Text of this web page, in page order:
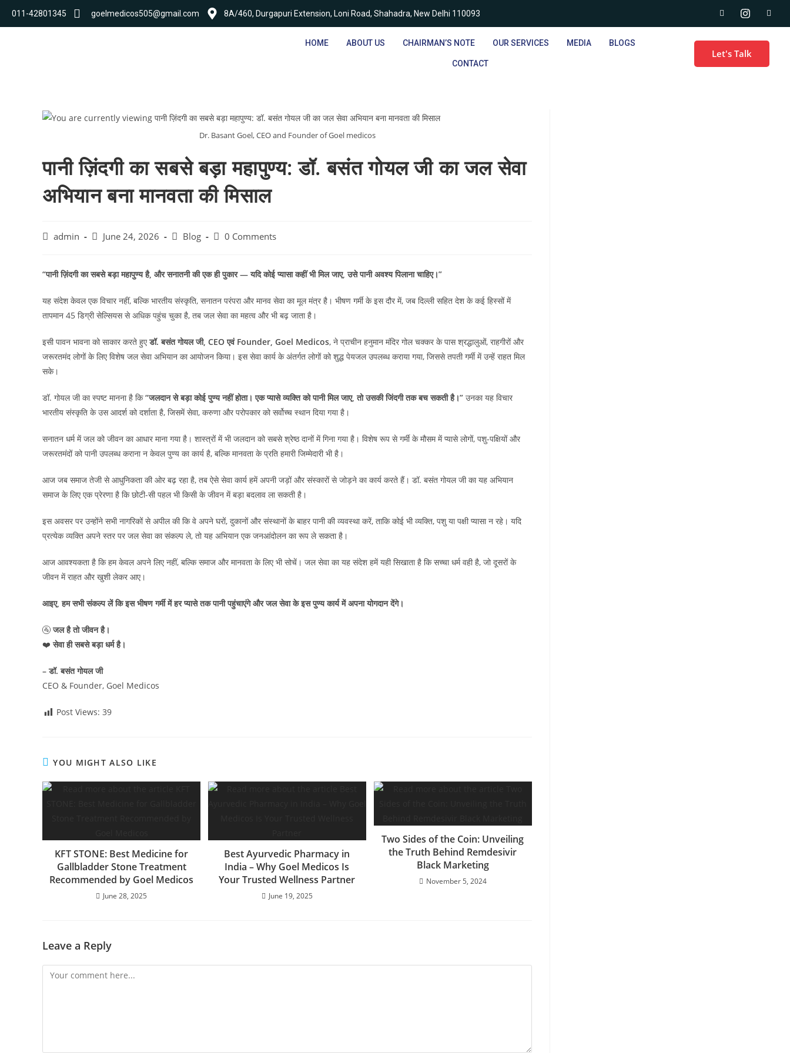
011-42801345 goelmedicos505@gmail.com 8A/460, Durgapuri Extension, Loni Road, Shahadra, New Delhi 110093
HOME ABOUT US CHAIRMAN’S NOTE OUR SERVICES MEDIA BLOGS
CONTACT
Let's Talk
Dr. Basant Goel, CEO and Founder of Goel medicos
पानी ज़िंदगी का सबसे बड़ा महापुण्य: डॉ. बसंत गोयल जी का जल सेवा
अभियान बना मानवता की मिसाल
admin June 24, 2026 Blog 0 Comments
“पानी ज़िंदगी का सबसे बड़ा महापुण्य है, और सनातनी की एक ही पुकार — यदि कोई प्यासा कहीं भी मिल जाए, उसे पानी अवश्य पिलाना चाहिए।”
यह संदेश केवल एक विचार नहीं, बल्कि भारतीय संस्कृति, सनातन परंपरा और मानव सेवा का मूल मंत्र है। भीषण गर्मी के इस दौर में, जब दिल्ली सहित देश के कई हिस्सों में
तापमान 45 डिग्री सेल्सियस से अधिक पहुंच चुका है, तब जल सेवा का महत्व और भी बढ़ जाता है।
इसी पावन भावना को साकार करते हुएडॉ. बसंत गोयल जी, CEO एवं Founder, Goel Medicos, ने प्राचीन हनुमान मंदिर गोल चक्कर के पास श्रद्धालुओं, राहगीरों और
जरूरतमंद लोगों के लिए विशेष जल सेवा अभियान का आयोजन किया। इस सेवा कार्य के अंतर्गत लोगों को शुद्ध पेयजल उपलब्ध कराया गया, जिससे तपती गर्मी में उन्हें राहत मिल
सके।
डॉ. गोयल जी का स्पष्ट मानना है कि“जलदान से बड़ा कोई पुण्य नहीं होता। एक प्यासे व्यक्ति को पानी मिल जाए, तो उसकी जिंदगी तक बच सकती है।” उनका यह विचार
भारतीय संस्कृति के उस आदर्श को दर्शाता है, जिसमें सेवा, करुणा और परोपकार को सर्वोच्च स्थान दिया गया है।
सनातन धर्म में जल को जीवन का आधार माना गया है। शास्त्रों में भी जलदान को सबसे श्रेष्ठ दानों में गिना गया है। विशेष रूप से गर्मी के मौसम में प्यासे लोगों, पशु-पक्षियों और
जरूरतमंदों को पानी उपलब्ध कराना न केवल पुण्य का कार्य है, बल्कि मानवता के प्रति हमारी जिम्मेदारी भी है।
आज जब समाज तेजी से आधुनिकता की ओर बढ़ रहा है, तब ऐसे सेवा कार्य हमें अपनी जड़ों और संस्कारों से जोड़ने का कार्य करते हैं। डॉ. बसंत गोयल जी का यह अभियान
समाज के लिए एक प्रेरणा है कि छोटी-सी पहल भी किसी के जीवन में बड़ा बदलाव ला सकती है।
इस अवसर पर उन्होंने सभी नागरिकों से अपील की कि वे अपने घरों, दुकानों और संस्थानों के बाहर पानी की व्यवस्था करें, ताकि कोई भी व्यक्ति, पशु या पक्षी प्यासा न रहे। यदि
प्रत्येक व्यक्ति अपने स्तर पर जल सेवा का संकल्प ले, तो यह अभियान एक जनआंदोलन का रूप ले सकता है।
आज आवश्यकता है कि हम केवल अपने लिए नहीं, बल्कि समाज और मानवता के लिए भी सोचें। जल सेवा का यह संदेश हमें यही सिखाता है कि सच्चा धर्म वही है, जो दूसरों के
जीवन में राहत और खुशी लेकर आए।
आइए, हम सभी संकल्प लें कि इस भीषण गर्मी में हर प्यासे तक पानी पहुंचाएंगे और जल सेवा के इस पुण्य कार्य में अपना योगदान देंगे।
🚰जल है तो जीवन है।
❤️सेवा ही सबसे बड़ा धर्म है।
– डॉ. बसंत गोयल जी
CEO & Founder, Goel Medicos
Post Views: 39
YOU MIGHT ALSO LIKE
KFT STONE: Best Medicine for
Gallbladder Stone Treatment
Recommended by Goel Medicos
June 28, 2025
Best Ayurvedic Pharmacy in
India – Why Goel Medicos Is
Your Trusted Wellness Partner
June 19, 2025
Two Sides of the Coin: Unveiling
the Truth Behind Remdesivir
Black Marketing
November 5, 2024
Leave a Reply